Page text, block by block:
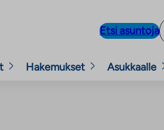
Etsi asuntoja
Hakemukset Asukkaalle